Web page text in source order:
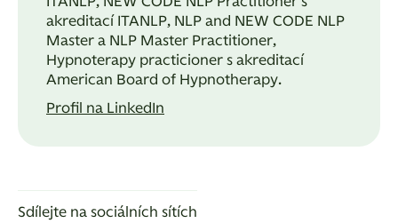
akreditací ITANLP, NLP and NEW CODE NLP
Master a NLP Master Practitioner,
Hypnoterapy practicioner s akreditací
American Board of Hypnotherapy.
Profil na LinkedIn
Sdílejte na sociálních sítích